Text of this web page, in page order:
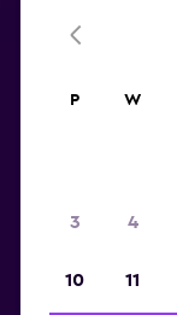
P W
3 4
10 11